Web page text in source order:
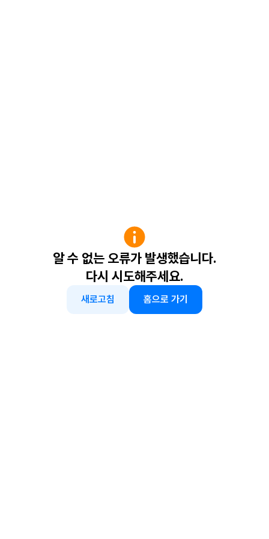
알 수 없는 오류가 발생했습니다.
다시 시도해주세요.
새로고침 홈으로 가기